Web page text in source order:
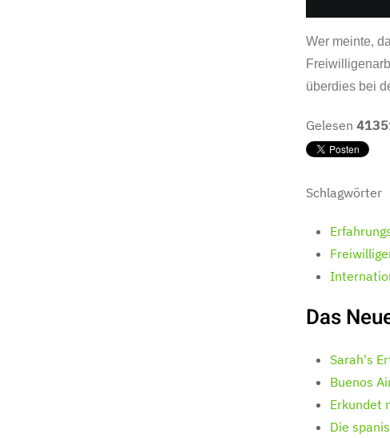
Wer meinte,
überdies bei
Gelesen
Schlagwörter
Das
Sarah's
Buenos
Erkundet
Die